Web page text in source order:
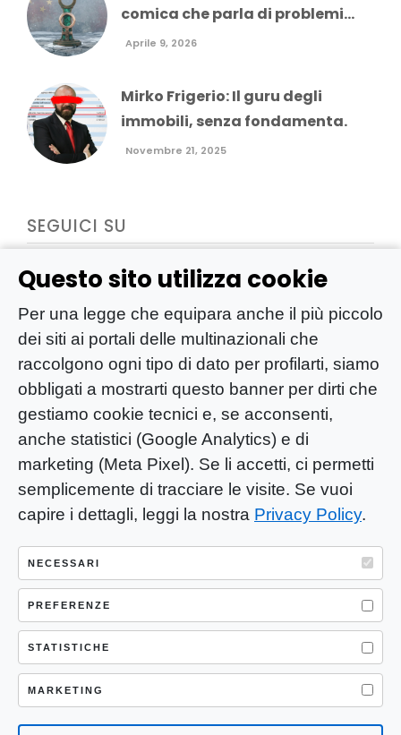
Questo sito utilizza cookie
Per una legge che equipara anche il più piccolo
dei siti ai portali delle multinazionali che
raccolgono ogni tipo di dato per profilarti, siamo
obbligati a mostrarti questo banner per dirti che
gestiamo cookie tecnici e, se acconsenti,
anche statistici (Google Analytics) e di
marketing (Meta Pixel). Se li accetti, ci permetti
semplicemente di tracciare le visite. Se vuoi
capire i dettagli, leggi la nostra Privacy Policy.
NECESSARI
PREFERENZE
STATISTICHE
MARKETING
comica che parla di problemi...
Aprile 9, 2026
Mirko Frigerio: Il guru degli
immobili, senza fondamenta.
Novembre 21, 2025
SEGUICI SU
YOU-ng Slow Journalism è una testata
giornalistica di proprietà di Mastino S.R.L.
Registrazione presso Trib. Santa Maria
Capua Vetere (CE) n° 900 del 31/01/2025 |
ISSN 3103-4683
P.IVA: 04755530617
Sede Legale: CASERTA – VIA LORENZO MARIA
NERONI 11 CAP 81100